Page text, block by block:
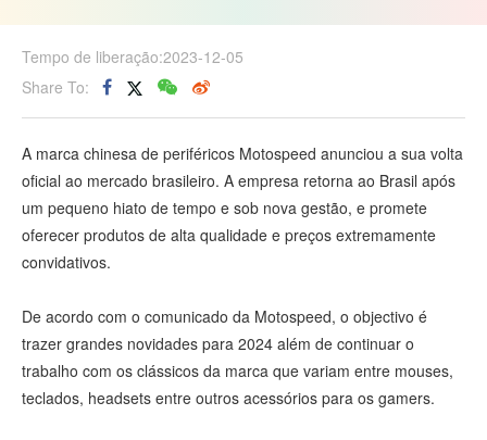
Tempo de liberação:2023-12-05
Share To:
A marca chinesa de periféricos Motospeed anunciou a sua volta
oficial ao mercado brasileiro. A empresa retorna ao Brasil após
um pequeno hiato de tempo e sob nova gestão, e promete
oferecer produtos de alta qualidade e preços extremamente
convidativos.
De acordo com o comunicado da Motospeed, o objectivo é
trazer grandes novidades para 2024 além de continuar o
trabalho com os clássicos da marca que variam entre mouses,
teclados, headsets entre outros acessórios para os gamers.